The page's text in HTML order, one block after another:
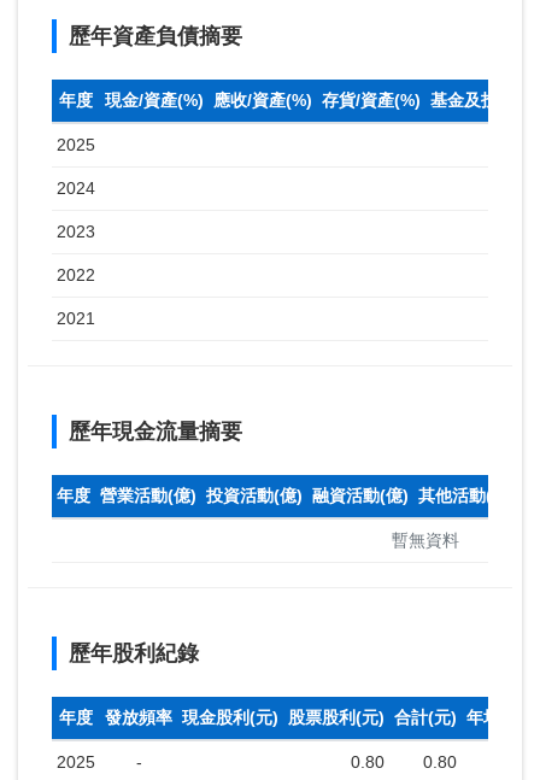
歷年資產負債摘要
年度 現金/資產(%) 應收/資產(%) 存貨/資產(%) 基金及投資(%)
2025
2024
2023
2022
2021
歷年現金流量摘要
年度 營業活動(億) 投資活動(億) 融資活動(億) 其他活動(億)
暫無資料
歷年股利紀錄
年度 發放頻率 現金股利(元) 股票股利(元) 合計(元) 年均收盤
2025 - 0.80 0.80